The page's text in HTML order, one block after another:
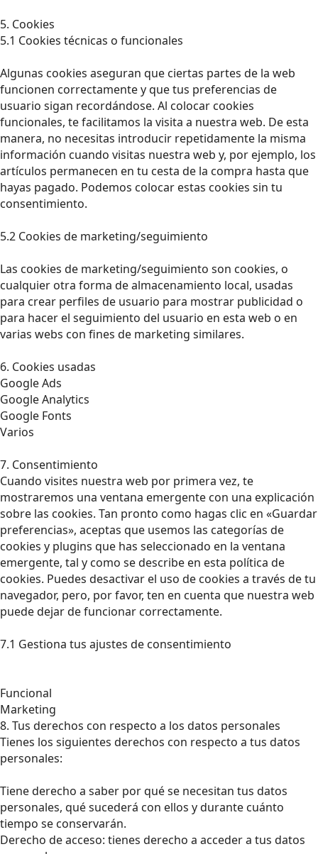
5. Cookies
5.1 Cookies técnicas o funcionales
Algunas cookies aseguran que ciertas partes de la web
funcionen correctamente y que tus preferencias de
usuario sigan recordándose. Al colocar cookies
funcionales, te facilitamos la visita a nuestra web. De esta
manera, no necesitas introducir repetidamente la misma
información cuando visitas nuestra web y, por ejemplo, los
artículos permanecen en tu cesta de la compra hasta que
hayas pagado. Podemos colocar estas cookies sin tu
consentimiento.
5.2 Cookies de marketing/seguimiento
Las cookies de marketing/seguimiento son cookies, o
cualquier otra forma de almacenamiento local, usadas
para crear perfiles de usuario para mostrar publicidad o
para hacer el seguimiento del usuario en esta web o en
varias webs con fines de marketing similares.
6. Cookies usadas
Google Ads
Google Analytics
Google Fonts
Varios
7. Consentimiento
Cuando visites nuestra web por primera vez, te
mostraremos una ventana emergente con una explicación
sobre las cookies. Tan pronto como hagas clic en «Guardar
preferencias», aceptas que usemos las categorías de
cookies y plugins que has seleccionado en la ventana
emergente, tal y como se describe en esta política de
cookies. Puedes desactivar el uso de cookies a través de tu
navegador, pero, por favor, ten en cuenta que nuestra web
puede dejar de funcionar correctamente.
7.1 Gestiona tus ajustes de consentimiento
Funcional
Marketing
8. Tus derechos con respecto a los datos personales
Tienes los siguientes derechos con respecto a tus datos
personales:
Tiene derecho a saber por qué se necesitan tus datos
personales, qué sucederá con ellos y durante cuánto
tiempo se conservarán.
Derecho de acceso: tienes derecho a acceder a tus datos